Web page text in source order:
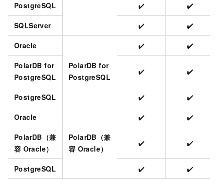
PostgreSQL ✔️ ✔️
SQLServer ✔️ ✔️
Oracle
PolarDB for
PostgreSQL
✔️ ✔️
PolarDB for
PostgreSQL
✔️ ✔️
PostgreSQL ✔️ ✔️
Oracle
PolarDB（兼
容 Oracle）
✔️ ✔️
PolarDB（兼
容 Oracle）
✔️ ✔️
PostgreSQL ✔️ ✔️